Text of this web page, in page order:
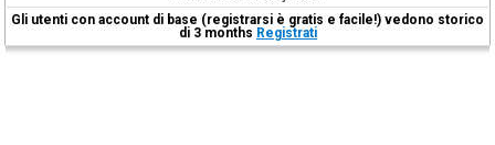
Gli utenti con account di base (registrarsi è gratis e facile!) vedono storico
di 3 months Registrati